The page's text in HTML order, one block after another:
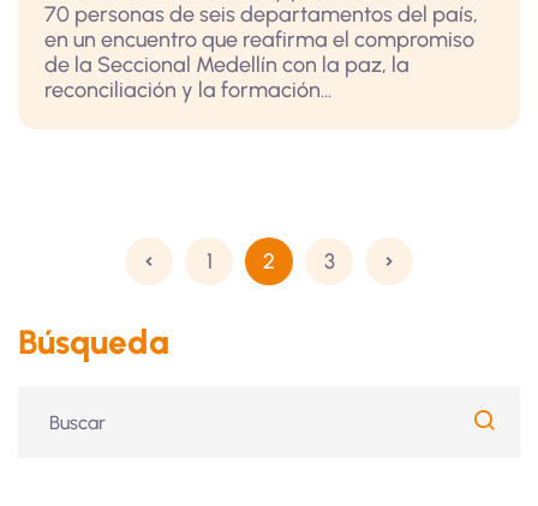
70 personas de seis departamentos del país,
en un encuentro que reafirma el compromiso
de la Seccional Medellín con la paz, la
reconciliación y la formación...
1 2 3
Búsqueda